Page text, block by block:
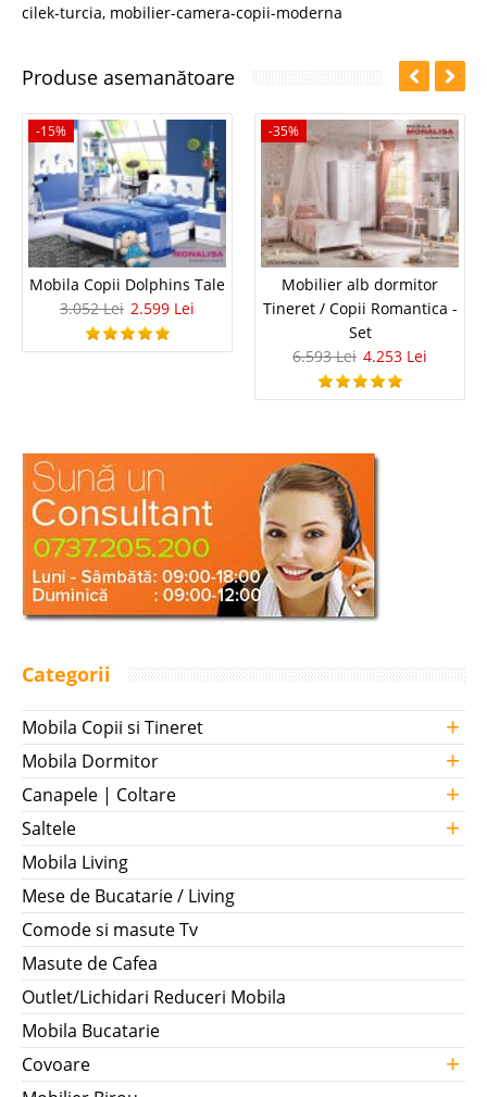
cilek-turcia, mobilier-camera-copii-moderna
Produse asemanătoare
-15%
Mobila Copii Dolphins Tale
3.052 Lei 2.599 Lei
-35%
Mobilier alb dormitor
Tineret / Copii Romantica -
Set
6.593 Lei 4.253 Lei
Categorii
Mobila Copii si Tineret +
Mobila Dormitor +
Canapele | Coltare +
Saltele +
Mobila Living
Mese de Bucatarie / Living
Comode si masute Tv
Masute de Cafea
Outlet/Lichidari Reduceri Mobila
Mobila Bucatarie
Covoare
+